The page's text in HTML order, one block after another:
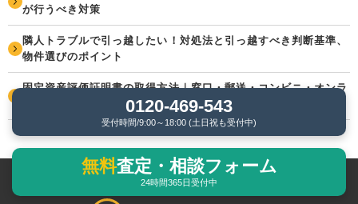
が行うべき対策
隣人トラブルで引っ越したい！対処法と引っ越すべき判断基準、
物件選びのポイント
固定資産評価証明書の取得方法｜窓口・郵送・コンビニ・オンラ
イン申請の手順を解説0120-469-543
受付時間/9:00～18:00 (土日祝も受付中)
無料査定・相談フォーム
24時間365日受付中